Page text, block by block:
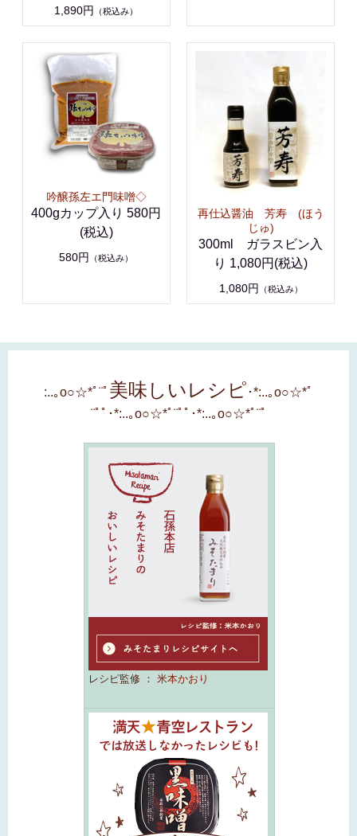
1,890円 （税込み）
吟醸孫左エ門味噌◇
400gカップ入り 580円
(税込)
580円 （税込み）
再仕込醤油 芳寿 (ほう
じゅ)
300ml ガラスビン入
り 1,080円(税込)
1,080円 （税込み）
:..｡o○☆*ﾟ¨ﾟ 美味しいレシピ ･*:..｡o○☆*ﾟ
¨ﾟﾟ･*:..｡o○☆*ﾟ¨ﾟﾟ･*:..｡o○☆*ﾟ¨ﾟ
レシピ監修 ： 米本かおり